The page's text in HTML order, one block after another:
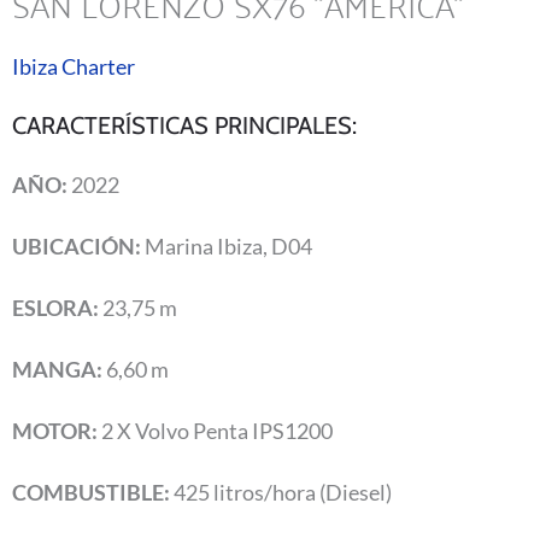
Ibiza Charter
CARACTERÍSTICAS PRINCIPALES:
AÑO: 2022
UBICACIÓN: Marina Ibiza, D04
ESLORA: 23,75 m
MANGA: 6,60 m
MOTOR: 2 X Volvo Penta IPS1200
COMBUSTIBLE:425 litros/hora (Diesel)